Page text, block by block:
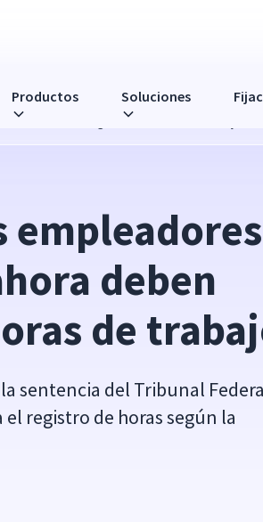
Productos Soluciones
ahora deben registrar las horas de trabajo
empleadores
deben
de
sentencia del Tribunal
registro de horas según la